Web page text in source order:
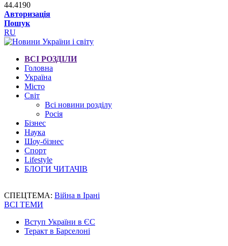
44.4190
Авторизація
Пошук
RU
ВСІ РОЗДІЛИ
Головна
Україна
Місто
Світ
Всі новини розділу
Росія
Бізнес
Наука
Шоу-бізнес
Спорт
Lifestyle
БЛОГИ ЧИТАЧІВ
СПЕЦТЕМА: Війна в Ірані
ВСІ ТЕМИ
Вступ України в ЄС
Теракт в Барселоні